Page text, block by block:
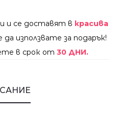
и се доставят в красива
използвате за подарък!
в срок от 30 ДНИ.